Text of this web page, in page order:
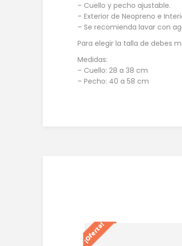
– Cuello y pecho ajustable.
– Exterior de Neopreno e
– Se recomienda lavar con
Para elegir la talla de debes
Medidas:
– Cuello: 28 a 38 cm
– Pecho: 40 a 58 cm
¡Oferta!